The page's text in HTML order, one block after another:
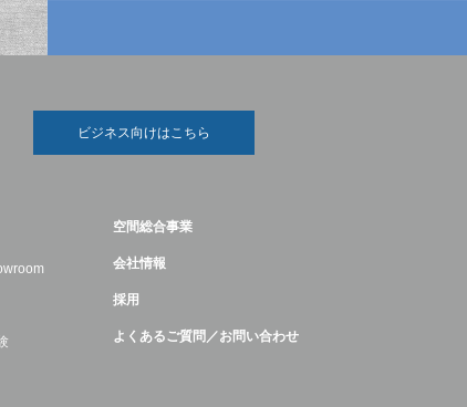
ビジネス向けはこちら
空間総合事業
会社情報
採用
よくあるご質問／お問い合わせ